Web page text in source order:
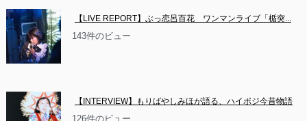
【LIVE REPORT】ぶっ恋呂百花　ワンマンライブ「楯突...
143件のビュー
【INTERVIEW】もりばやしみほが語る、ハイポジ今昔物語
126件のビュー